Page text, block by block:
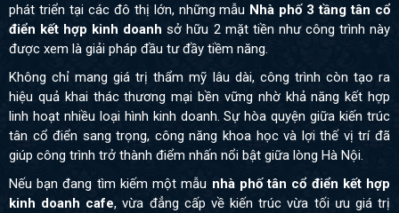
phát triển tại các đô thị lớn, những mẫu Nhà phố 3 tầng tân cổ
điển kết hợp kinh doanh sở hữu 2 mặt tiền như công trình này
được xem là giải pháp đầu tư đầy tiềm năng.
Không chỉ mang giá trị thẩm mỹ lâu dài, công trình còn tạo ra
hiệu quả khai thác thương mại bền vững nhờ khả năng kết hợp
linh hoạt nhiều loại hình kinh doanh. Sự hòa quyện giữa kiến trúc
tân cổ điển sang trọng, công năng khoa học và lợi thế vị trí đã
giúp công trình trở thành điểm nhấn nổi bật giữa lòng Hà Nội.
Nếu bạn đang tìm kiếm một mẫu nhà phố tân cổ điển kết hợp
kinh doanh cafe, vừa đẳng cấp về kiến trúc vừa tối ưu giá trị